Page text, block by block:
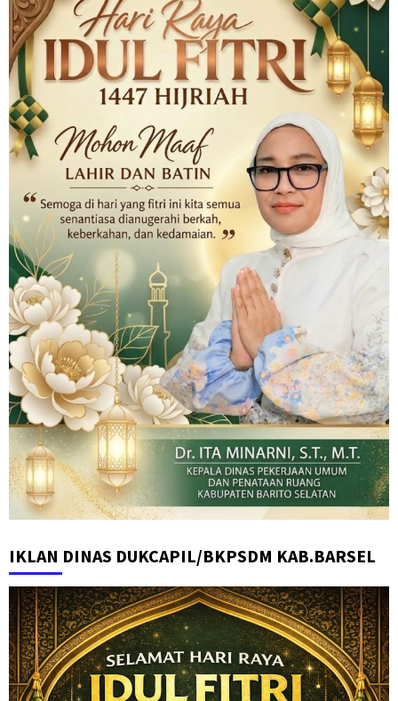
IKLAN DINAS DUKCAPIL/BKPSDM KAB.BARSEL